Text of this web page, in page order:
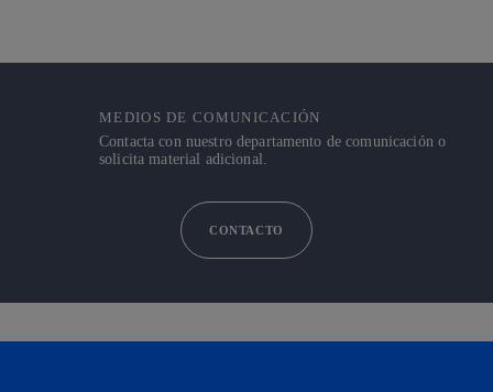
MEDIOS DE COMUNICACIÓN
Contacta con nuestro departamento de comunicación o
solicita material adicional.
CONTACTO